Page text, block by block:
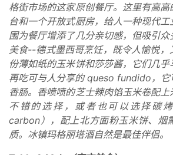
格街市场的这家原创餐厅。这里有高
台和一个开放式厨房，给人一种现代
围为餐厅增添了几分亲切感，但吸引
美食--德式墨西哥烹饪，既令人愉悦，
份薄如纸的玉米饼和莎莎酱，它们几
再吃可与人分享的 queso fundido，它
香肠。香喷喷的芝士辣肉馅玉米卷配
不错的选择，或者也可以选择碳
carbon），配上北方面粉玉米饼、烟
质。冰镇玛格丽塔酒自然是最佳伴侣。